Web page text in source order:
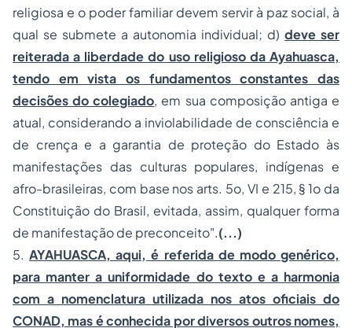
religiosa e o poder familiar devem servir à paz social, à
qual se submete a autonomia individual; d) deve ser
reiterada a liberdade do uso religioso da Ayahuasca,
tendo em vista os fundamentos constantes das
decisões do colegiado, em sua composição antiga e
atual, considerando a inviolabilidade de consciência e
de crença e a garantia de proteção do Estado às
manifestações das culturas populares, indígenas e
afro-brasileiras, com base nos arts. 5o, VI e 215, § 1o da
Constituição do Brasil, evitada, assim, qualquer forma
de manifestação de preconceito".(...)
5.AYAHUASCA, aqui, é referida de modo genérico,
para manter a uniformidade do texto e a harmonia
com a nomenclatura utilizada nos atos oficiais do
CONAD, mas é conhecida por diversos outros nomes,